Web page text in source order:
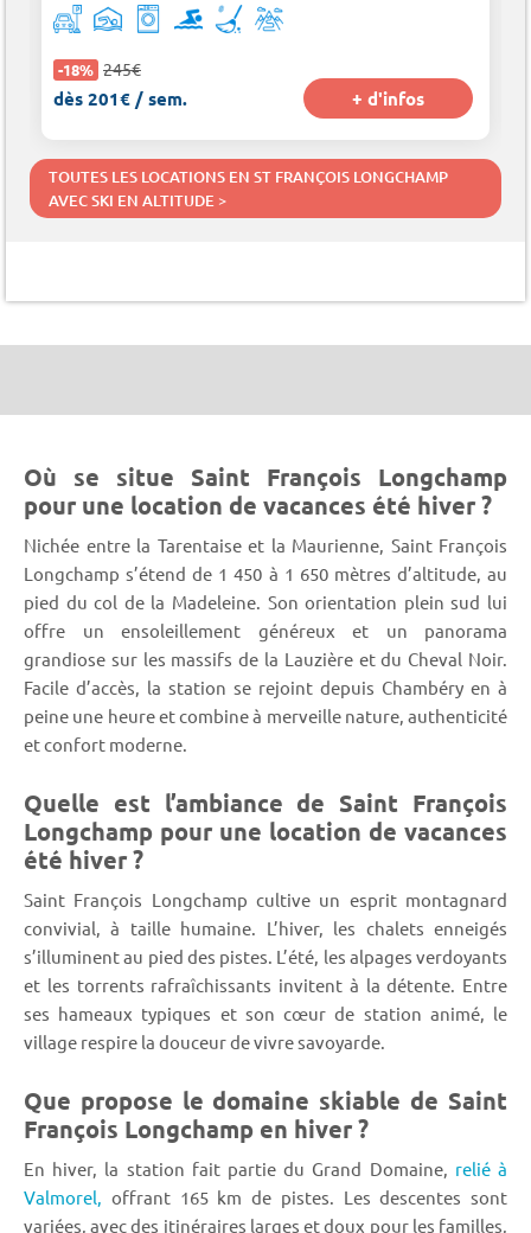
-18% 245€
dès 201€ / sem. + d'infos
TOUTES LES LOCATIONS EN ST FRANÇOIS LONGCHAMP
AVEC SKI EN ALTITUDE >
Où se situe Saint François Longchamp
pour une location de vacances été hiver ?
Nichée entre la Tarentaise et la Maurienne, Saint François
Longchamp s’étend de 1 450 à 1 650 mètres d’altitude, au
pied du col de la Madeleine. Son orientation plein sud lui
offre un ensoleillement généreux et un panorama
grandiose sur les massifs de la Lauzière et du Cheval Noir.
Facile d’accès, la station se rejoint depuis Chambéry en à
peine une heure et combine à merveille nature, authenticité
et confort moderne.
Quelle est l’ambiance de Saint François
Longchamp pour une location de vacances
été hiver ?
Saint François Longchamp cultive un esprit montagnard
convivial, à taille humaine. L’hiver, les chalets enneigés
s’illuminent au pied des pistes. L’été, les alpages verdoyants
et les torrents rafraîchissants invitent à la détente. Entre
ses hameaux typiques et son cœur de station animé, le
village respire la douceur de vivre savoyarde.
Que propose le domaine skiable de Saint
François Longchamp en hiver ?
En hiver, la station fait partie du Grand Domaine, relié à
Valmorel,
offrant 165 km de pistes. Les descentes sont
variées, avec des itinéraires larges et doux pour les familles,